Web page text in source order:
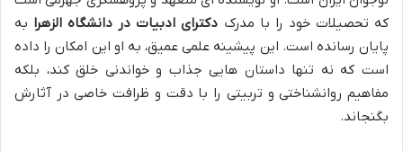
که تحصیلات خود را با مدرک دکترای ادبیات در دانشگاه الزهرا به
پایان رسانده است. این پیشینه علمی عمیق، به او این امکان را داده
است که نه تنها داستان هایی جذاب و خواندنی خلق کند، بلکه
مفاهیم روانشناختی و تربیتی را با دقت و ظرافت خاصی در آثارش
بگنجاند.